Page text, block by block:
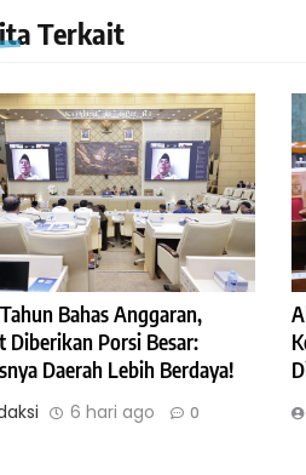
Terkait
Bahas Anggaran,
Diberikan Porsi Besar:
Daerah Lebih Berdaya!
6 hari ago 0